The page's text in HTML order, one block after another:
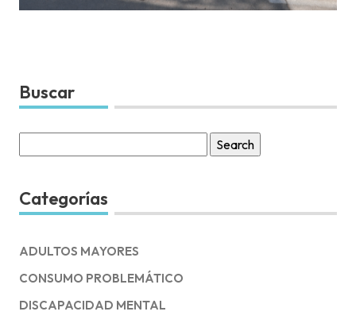
Buscar
for:
Categorías
ADULTOS MAYORES
CONSUMO PROBLEMÁTICO
DISCAPACIDAD MENTAL